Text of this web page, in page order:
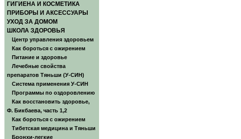
ГИГИЕНА И КОСМЕТИКА
ПРИБОРЫ И АКСЕССУАРЫ
УХОД ЗА ДОМОМ
ШКОЛА ЗДОРОВЬЯ
Центр управления здоровьем
Как бороться с ожирением
Питание и здоровье
Лечебные свойства
препаратов Тяньши (У-СИН)
Система применения У-СИН
Программы по оздоровлению
Как восстановить здоровье,
Ф. Бикбаева, часть 1,2
Как бороться с ожирением
Тибетская медицина и Тяньши
Бронхи-легкие